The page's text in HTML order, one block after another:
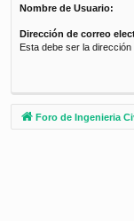
os
Nombre de Usuario:
Dirección de correo
Esta debe ser la dirección
Foro de Ingenieria